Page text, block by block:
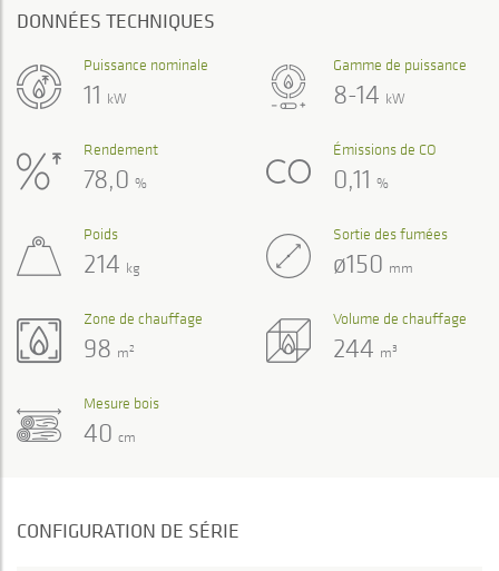
DONNÉES TECHNIQUES
Gamme de puissance
8-14 kW
Puissance nominale
11 kW
Rendement
78,0 %
Émissions de CO
0,11 %
Volume de chauffage
244 m3
Zone de chauffage
98 m2
Poids
214 kg
Sortie des fumées
ø150 mm
Mesure bois
40 cm
CONFIGURATION DE SÉRIE